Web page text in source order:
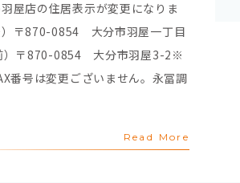
屋店の住居表示が変更になりま
）〒870-0854 大分市羽屋一丁目
）〒870-0854 大分市羽屋3-2※
番号は変更ございません。永冨調
Read More